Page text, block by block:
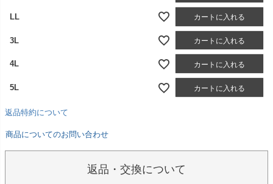
LL カートに入れる
3L カートに入れる
4L カートに入れる
5L カートに入れる
返品特約について
商品についてのお問い合わせ
返品・交換について